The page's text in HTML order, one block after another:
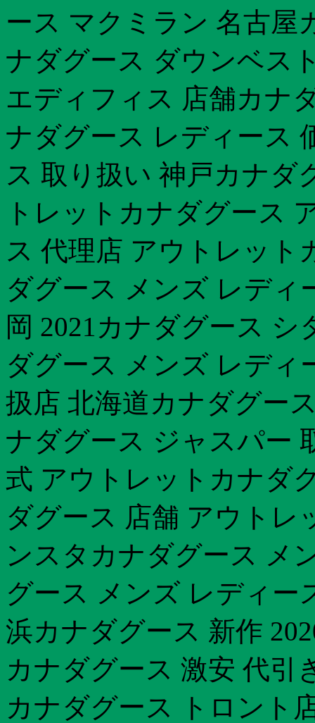
ース マクミラン 名古屋
ナダグース ダウンベス
エディフィス 店舗カナ
ナダグース レディース
ス 取り扱い 神戸カナダ
トレットカナダグース
ス 代理店 アウトレット
ダグース メンズ レディ
岡 2021カナダグース
ダグース メンズ レディ
扱店 北海道カナダグー
ナダグース ジャスパー
式 アウトレットカナダ
ダグース 店舗 アウトレ
ンスタカナダグース メ
グース メンズ レディー
浜カナダグース 新作
カナダグース 激安 代引
カナダグース トロント